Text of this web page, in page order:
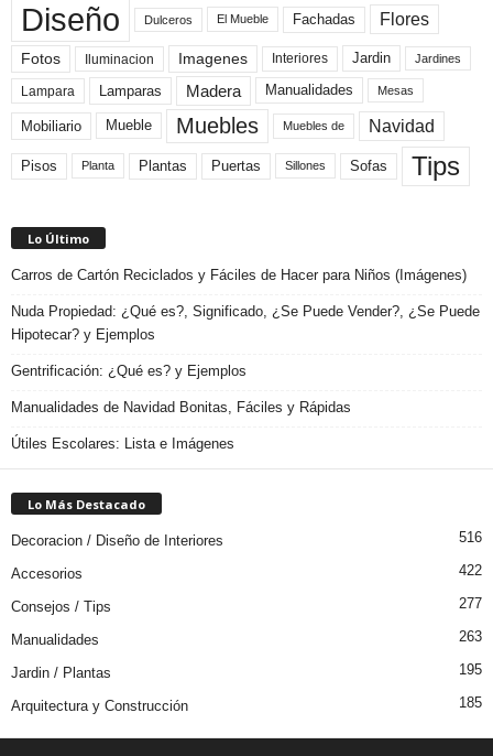
Diseño Dulceros El Mueble Fachadas Flores
Fotos Iluminacion Imagenes Interiores Jardin Jardines
Lampara Lamparas Madera Manualidades Mesas
Mobiliario Mueble Muebles Muebles de Navidad
Pisos Planta Plantas Puertas Sillones Sofas Tips
Lo Último
Carros de Cartón Reciclados y Fáciles de Hacer para Niños (Imágenes)
Nuda Propiedad: ¿Qué es?, Significado, ¿Se Puede Vender?, ¿Se Puede
Hipotecar? y Ejemplos
Gentrificación: ¿Qué es? y Ejemplos
Manualidades de Navidad Bonitas, Fáciles y Rápidas
Útiles Escolares: Lista e Imágenes
Lo Más Destacado
Decoracion / Diseño de Interiores 516
Accesorios 422
Consejos / Tips 277
Manualidades 263
Jardin / Plantas 195
Arquitectura y Construcción 185